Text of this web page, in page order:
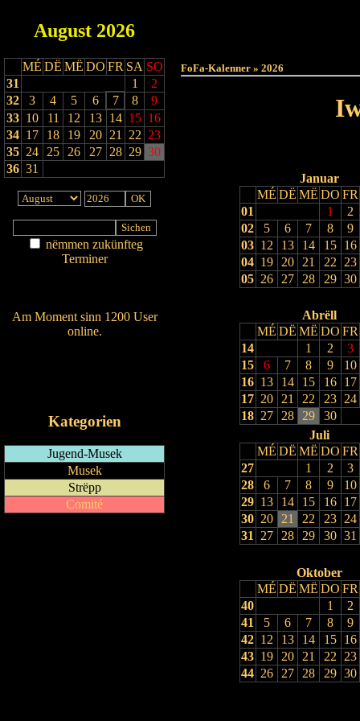
August 2026
MÉ DË MË DO FR SA SO
31
1
2
32
3 4 5 6 7 8
9
33 10 11 12 13 14 15 16
34 17 18 19 20 21 22 23
35 24 25 26 27 28 29 30
36 31
nëmmen zukünfteg
Terminer
Am Moment sinn 1200 User
online.
Kategorien
Jugend-Musek
Musek
Strëpp
Comité
FoFa-Kalenner » 2026
Januar
MÉ DË MË DO FR
01
1
2
02
5 6 7 8
9
03 12 13 14 15
16
04 19 20 21 22
23
05 26 27 28 29 30
Abrëll
MÉ DË MË DO FR
14
1 2
3
15
6 7 8 9
10
16 13 14 15 16
17
17 20 21 22 23
24
18 27 28 29
30
Juli
MÉ DË MË DO FR
27
1 2
3
28
6 7 8 9
10
29 13 14 15 16
17
30 20 21 22 23
24
31
27 28 29 30 31
Oktober
MÉ DË MË DO FR
40
1
2
41
5 6 7 8
9
42 12 13 14 15
16
43 19 20 21 22
23
44 26 27 28 29 30